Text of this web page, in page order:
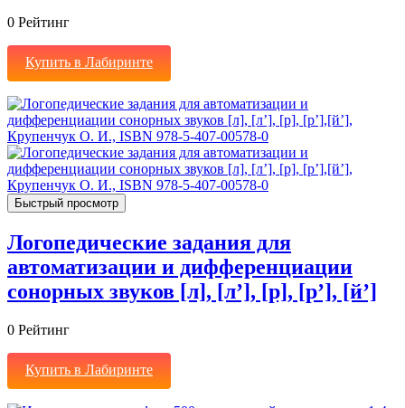
0 Рейтинг
Купить в Лабиринте
Быстрый просмотр
Логопедические задания для
автоматизации и дифференциации
сонорных звуков [л], [л’], [р], [р’], [й’]
0 Рейтинг
Купить в Лабиринте